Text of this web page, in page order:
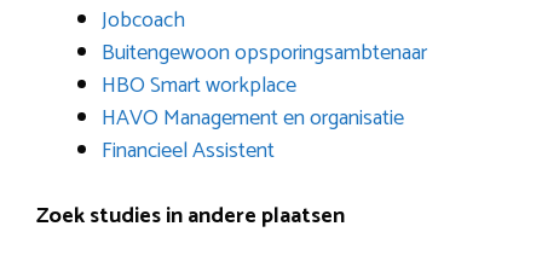
Jobcoach
Buitengewoon opsporingsambtenaar
HBO Smart workplace
HAVO Management en organisatie
Financieel Assistent
Zoek studies in andere plaatsen